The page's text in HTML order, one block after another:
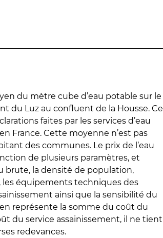
du mètre cube d’eau potable sur le
du Luz au confluent de la Housse. Ce
faites par les services d’eau
France. Cette moyenne n’est pas
des communes. Le prix de l’eau
de plusieurs paramètres, et
brute, la densité de population,
les équipements techniques des
ainsi que la sensibilité du
représente la somme du coût du
du service assainissement, il ne tient
redevances.